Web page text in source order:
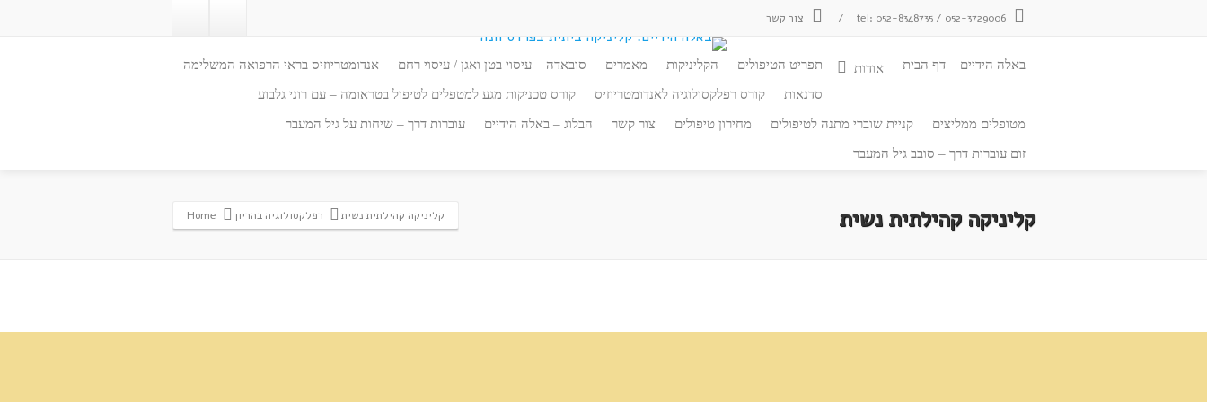
/ צור קשר
באלה הידיים – דף הבית אודות תפריט הטיפולים הקליניקות מאמרים סובאדה – עיסוי בטן ואגן / עיסוי רחם אנדומטריוזיס בראי הרפואה המשלימה
סדנאות קורס רפלקסולוגיה לאנדומטריוזיס קורס טכניקות מגע למטפלים לטיפול בטראומה – עם רוני גלבוע
מטופלים ממליצים קניית שוברי מתנה לטיפולים מחירון טיפולים צור קשר הבלוג – באלה הידיים עוברות דרך – שיחות על גיל המעבר
זום עוברות דרך – סובב גיל המעבר
קליניקה קהילתית נשית קליניקה קהילתית נשית רפלקסולוגיה בהריון Home